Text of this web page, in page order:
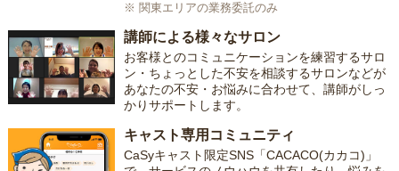
※ 関東エリアの業務委託のみ
講師による様々なサロン
お客様とのコミュニケーションを練習するサロ
ン・ちょっとした不安を相談するサロンなどが
あなたの不安・お悩みに合わせて、講師がしっ
かりサポートします。
キャスト専用コミュニティ
CaSyキャスト限定SNS「CACACO(カカコ)」